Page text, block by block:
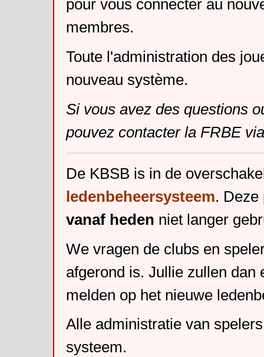
pour vous connecter au
membres.
Toute l'administration des
nouveau système.
Si vous avez des questions
pouvez contacter la FRBE
De KBSB is in de
ledenbeheersysteem. Deze
vanaf heden niet langer
We vragen de clubs en
afgerond is. Jullie zullen dan
melden op het nieuwe
Alle administratie van
systeem.